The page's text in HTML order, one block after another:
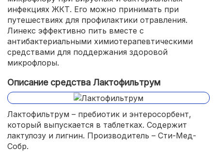
инфекциях ЖКТ. Его можно принимать при
путешествиях для профилактики отравления.
Линекс эффективно пить вместе с
антибактериальными химиотерапевтическими
средствами для поддержания здоровой
микрофлоры.
Описание средства Лактофильтрум
Лактофильтрум – пребиотик и энтеросорбент,
который выпускается в таблетках. Содержит
лактулозу и лигнин. Производитель – Сти-Мед-
Собр.